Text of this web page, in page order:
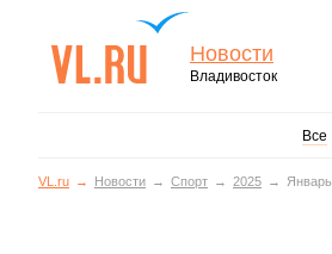
Новости
Владивосток
Все
VL.ru Новости Спорт 2025 Январь